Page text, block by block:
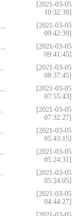
[2021-03-05
10:32:39]
[2021-03-05
09:42:39]
[2021-03-05
09:41:45]
[2021-03-05
08:37:45]
[2021-03-05
07:55:43]
[2021-03-05
07:32:27]
[2021-03-05
05:43:15]
[2021-03-05
05:24:31]
[2021-03-05
05:24:05]
[2021-03-05
04:44:27]